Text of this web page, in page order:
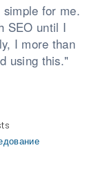
simple for me.
SEO until I
I more than
using this."